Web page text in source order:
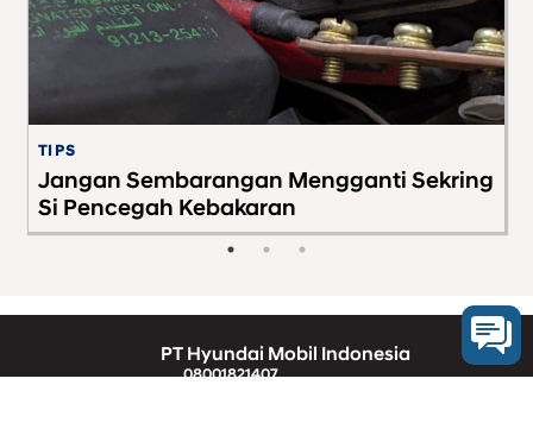
TIPS
Jangan Sembarangan Mengganti Sekring
Si Pencegah Kebakaran
PT Hyundai Mobil Indonesia
08001821407